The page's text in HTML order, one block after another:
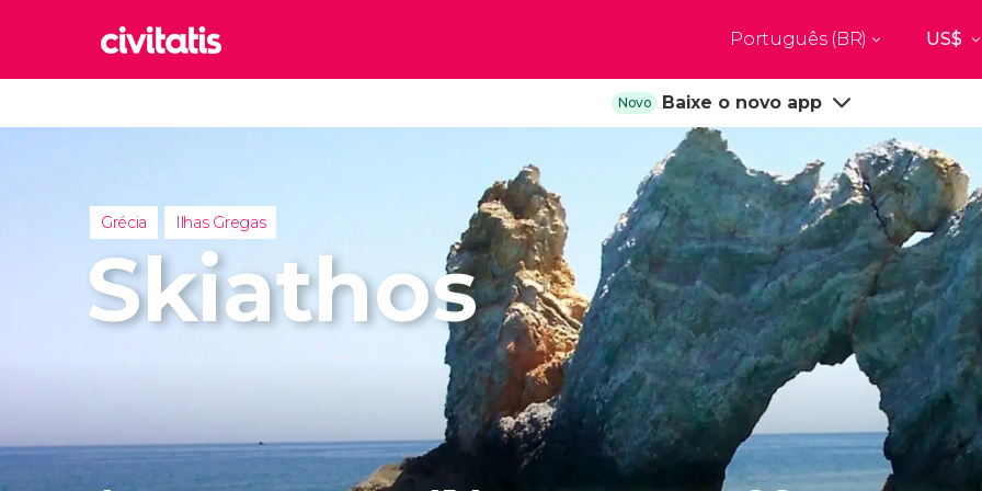
Top destinos
Itália
Paris
França Estados
Londres
Reino Unido
Florença
Itália Hungria
Edimburgo
Reino Unido
Madrid
Espanha Espanha
Marrakech
Marrocos
Amsterdam
Holanda
Milão
Itália
Istambul
Turquia
Praga
República Tcheca
Porto
Portugal
Ver todos os destinos
Português (BR)
Novo Baixe o novo app
Grécia Ilhas Gregas
Skiathos